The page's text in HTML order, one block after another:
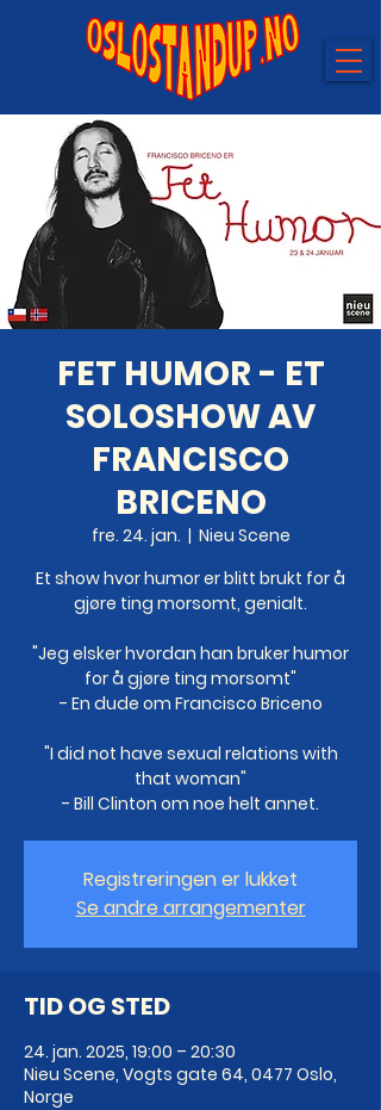
FET HUMOR - ET
SOLOSHOW AV
FRANCISCO
BRICENO
fre. 24. jan.
  |
Nieu Scene
Et show hvor humor er blitt brukt for å
gjøre ting morsomt, genialt.
"Jeg elsker hvordan han bruker humor
for å gjøre ting morsomt"
- En dude om Francisco Briceno
"I did not have sexual relations with
that woman"
- Bill Clinton om noe helt annet.
Registreringen er lukket
Se andre arrangementer
TID OG STED
24. jan. 2025, 19:00 – 20:30
Nieu Scene, Vogts gate 64, 0477 Oslo,
Norge